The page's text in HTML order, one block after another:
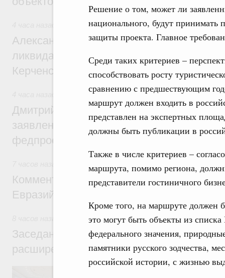
Решение о том, может ли
национального, будут принимать
защиты проекта. Главное
Среди таких критериев –
способствовать росту
сравнению с предшествующим
маршрут должен входить в
представлен на экспертных
должны быть публикации в
Также в числе критериев –
маршрута, помимо региона,
представители гостиничного
Кроме того, на маршруте должен
это могут быть объекты из
федерального значения,
памятники русского зодчества,
российской истории, с жизнью
Чрезвычайные ситуации и ликвидация их
Александр Козлов провёл заседание
ликвидации последствий чрезвычайной
Керченском проливе
Среднее профессиональное образование
Дмитрий Чернышенко: Установлен
заявлений от абитуриентов колледжей и
федпроекта «Профессионалитет»
Комментарий Алексея Оверчука по
Евразийского межправительственного
Евразийский экономический союз.
Заседание Евразийского
расширенном составе
В повестке заседания актуальные